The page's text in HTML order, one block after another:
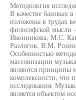
Методология
В качестве базовых
изложены в трудах
философской
Иконникова, М.С.
Разлогов, В.М.
Особенностью
массовизации
являются принципы
комплексности, что
исследования.
является объектом